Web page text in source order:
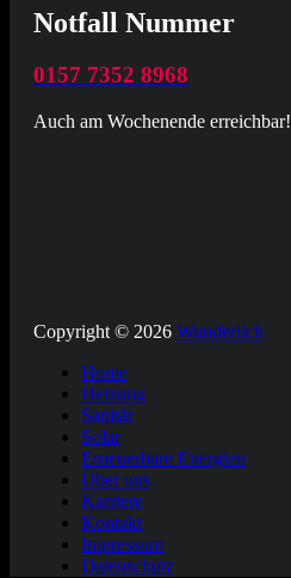
Notfall Nummer
0157 7352 8968
Auch am Wochenende erreichbar!
Copyright © 2026 Wunderlich
Home
Heizung
Sanitär
Solar
Erneuerbare Energien
Über uns
Karriere
Kontakt
Impressum
Datenschutz